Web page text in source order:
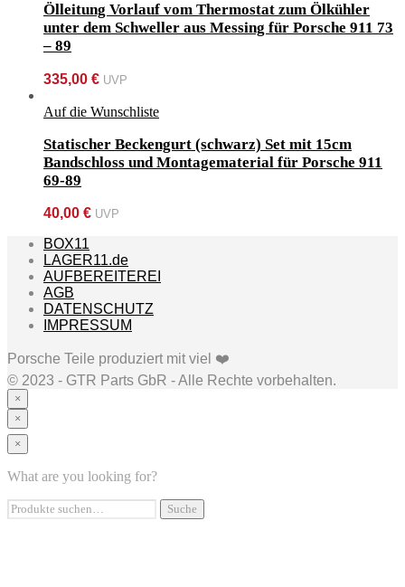
Ölleitung Vorlauf vom Thermostat zum Ölkühler
unter dem Schweller aus Messing für Porsche 911 73
– 89
335,00 € UVP
Auf die Wunschliste
Statischer Beckengurt (schwarz) Set mit 15cm
Bandschloss und Montagematerial für Porsche 911
69-89
40,00 € UVP
BOX11
LAGER11.de
AUFBEREITEREI
AGB
DATENSCHUTZ
IMPRESSUM
Porsche Teile produziert mit viel ❤️
©️ 2023 - GTR Parts GbR - Alle Rechte vorbehalten.
×
×
HÄUFIGE FRAGEN
HÄNDLER WERDEN
KONTAKT
×
What are you looking for?
Suche
nach:
Suche